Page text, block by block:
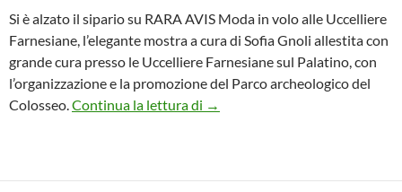
Si è alzato il sipario su RARA AVIS Moda in volo alle Uccelliere
Farnesiane, l’elegante mostra a cura di Sofia Gnoli allestita con
grande cura presso le Uccelliere Farnesiane sul Palatino, con
l’organizzazione e la promozione del Parco archeologico del
Colosseo. Continua la lettura di RARA AVIS Moda in volo alle
→